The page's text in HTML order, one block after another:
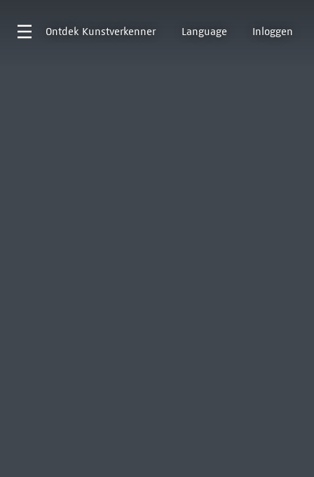
Ontdek Kunstverkenner Language Inloggen